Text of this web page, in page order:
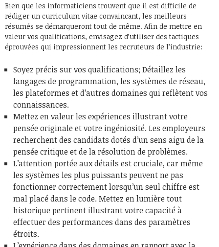
Bien que les informaticiens trouvent que il est difficile de
rédiger un curriculum vitae convaincant, les meilleurs
résumés se démarqueront tout de même. Afin de mettre en
valeur vos qualifications, envisagez d’utiliser des tactiques
éprouvées qui impressionnent les recruteurs de l’industrie:
Soyez précis sur vos qualifications; Détaillez les
langages de programmation, les systèmes de réseau,
les plateformes et d’autres domaines qui reflètent vos
connaissances.
Mettez en valeur les expériences illustrant votre
pensée originale et votre ingéniosité. Les employeurs
recherchent des candidats dotés d’un sens aigu de la
pensée critique et de la résolution de problèmes.
L’attention portée aux détails est cruciale, car même
les systèmes les plus puissants peuvent ne pas
fonctionner correctement lorsqu’un seul chiffre est
mal placé dans le code. Mettez en lumière tout
historique pertinent illustrant votre capacité à
effectuer des performances dans des paramètres
étroits.